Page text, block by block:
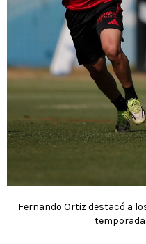
Fernando Ortiz destacó a